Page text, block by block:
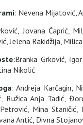
: Nevena Mijatović,
Jovana Čaprić,
Jelena Rakidžija,
:Branka Grković,
Nikolić
: Andreja Karčagin,
Ružica Anja Tadić,
Mina Staničić,
Antić, Divna